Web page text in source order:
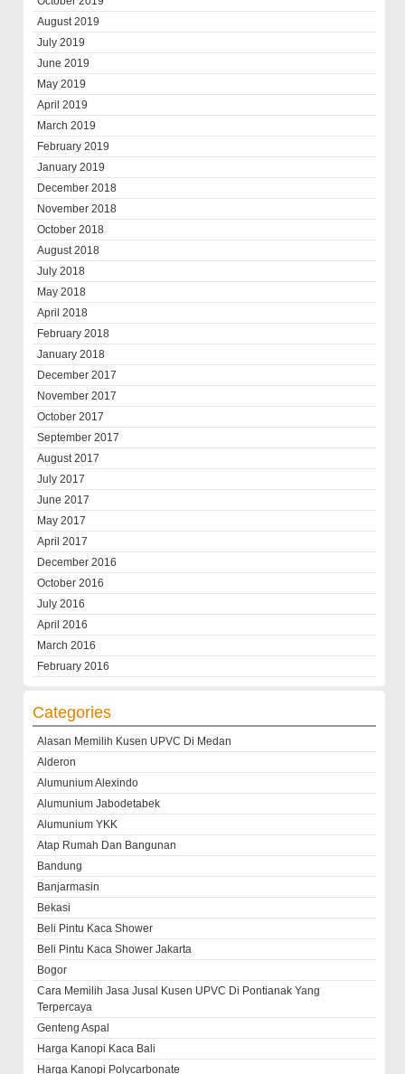
August 2019
July 2019
June 2019
May 2019
April 2019
March 2019
February 2019
January 2019
December 2018
November 2018
October 2018
August 2018
July 2018
May 2018
April 2018
February 2018
January 2018
December 2017
November 2017
October 2017
September 2017
August 2017
July 2017
June 2017
May 2017
April 2017
December 2016
October 2016
July 2016
April 2016
March 2016
February 2016
Categories
Alasan Memilih Kusen UPVC Di Medan
Alderon
Alumunium Alexindo
Alumunium Jabodetabek
Alumunium YKK
Atap Rumah Dan Bangunan
Bandung
Banjarmasin
Bekasi
Beli Pintu Kaca Shower
Beli Pintu Kaca Shower Jakarta
Bogor
Cara Memilih Jasa Jusal Kusen UPVC Di Pontianak Yang
Terpercaya
Genteng Aspal
Harga Kanopi Kaca Bali
Harga Kanopi Polycarbonate